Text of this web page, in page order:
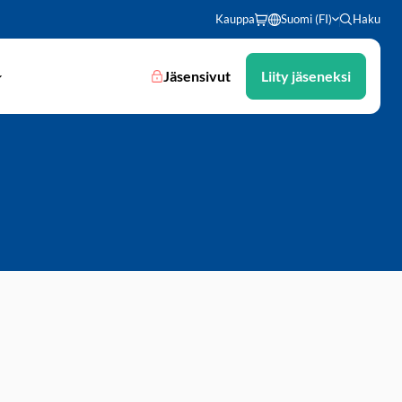
Kauppa Suomi (FI) Haku
Jäsensivut Liity jäseneksi